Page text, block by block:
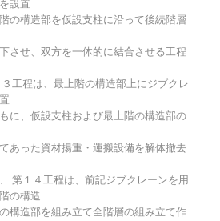
設置
の構造部を仮設支柱に沿って後続階層
させ、双方を一体的に結合させる工程
３工程は、最上階の構造部上にジブクレ
に、仮設支柱および最上階の構造部の
あった資材揚重・運搬設備を解体撤去
第１４工程は、前記ジブクレーンを用
の構造
構造部を組み立て全階層の組み立て作